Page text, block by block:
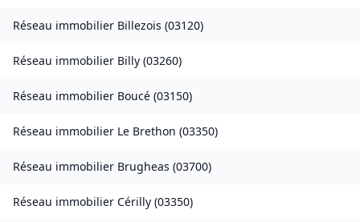
Réseau immobilier Billezois (03120)
Réseau immobilier Billy (03260)
Réseau immobilier Boucé (03150)
Réseau immobilier Le Brethon (03350)
Réseau immobilier Brugheas (03700)
Réseau immobilier Cérilly (03350)